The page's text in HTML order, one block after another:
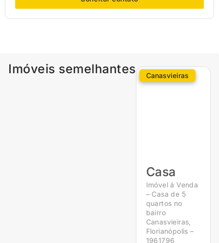
Imóveis semelhantes Canasvieiras
Casa
Imóvel á Venda
– Casa de 5
quartos no
bairro
Canasvieiras,
Florianópolis –
1961796